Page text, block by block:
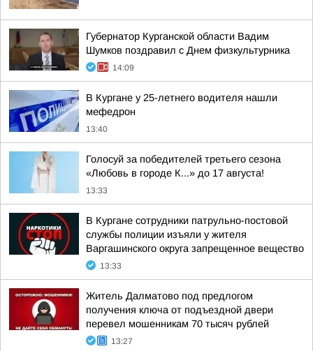
Губернатор Курганской области Вадим
Шумков поздравил с Днем физкультурника
14:09
В Кургане у 25-летнего водителя нашли
мефедрон
13:40
Голосуй за победителей третьего сезона
«Любовь в городе К...» до 17 августа!
13:33
В Кургане сотрудники патрульно-постовой
службы полиции изъяли у жителя
Варгашинского округа запрещенное вещество
13:33
Житель Далматово под предлогом
получения ключа от подъездной двери
перевел мошенникам 70 тысяч рублей
13:27